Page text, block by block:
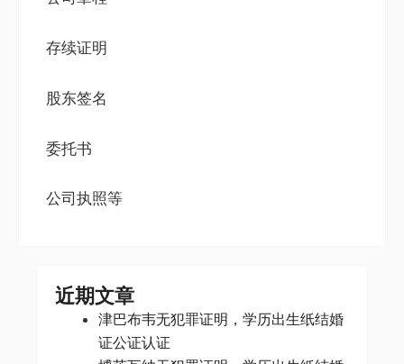
存续证明
股东签名
委托书
公司执照等
近期文章
津巴布韦无犯罪证明，学历出生纸结婚
证公证认证